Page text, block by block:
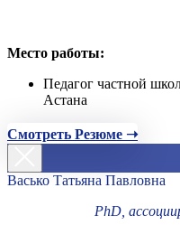
Место работы:
Педагог частной
Астана
Смотреть Резюме ➝
Васько Татьяна Павловна
PhD,